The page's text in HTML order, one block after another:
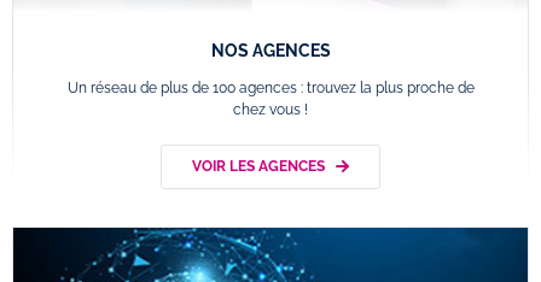
NOS AGENCES
Un réseau de plus de 100 agences : trouvez la plus proche de
chez vous !
VOIR LES AGENCES